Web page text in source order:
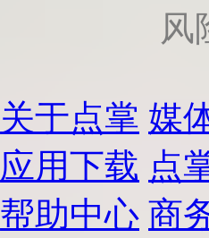
风
关于点掌 媒
应用下载 点
帮助中心 商